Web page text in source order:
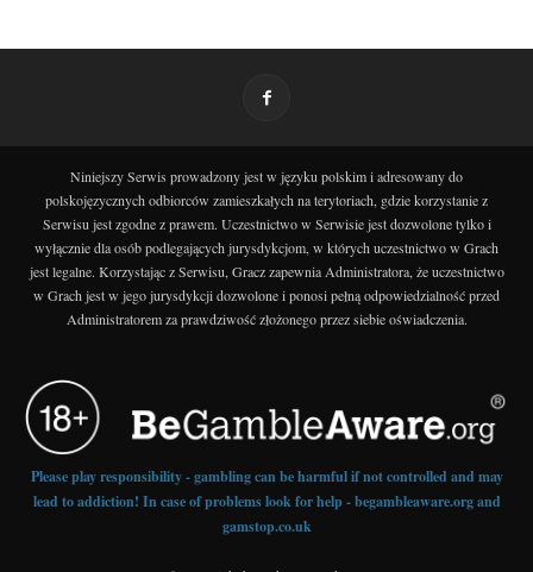
Niniejszy Serwis prowadzony jest w języku polskim i adresowany do
polskojęzycznych odbiorców zamieszkałych na terytoriach, gdzie korzystanie z
Serwisu jest zgodne z prawem. Uczestnictwo w Serwisie jest dozwolone tylko i
wyłącznie dla osób podlegających jurysdykcjom, w których uczestnictwo w Grach
jest legalne. Korzystając z Serwisu, Gracz zapewnia Administratora, że uczestnictwo
w Grach jest w jego jurysdykcji dozwolone i ponosi pełną odpowiedzialność przed
Administratorem za prawdziwość złożonego przez siebie oświadczenia.
Please play responsibility - gambling can be harmful if not controlled and may
lead to addiction! In case of problems look for help - begambleaware.org and
gamstop.co.uk